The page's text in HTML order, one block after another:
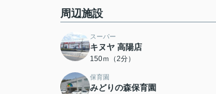
周辺施設
スーパー
キヌヤ 高陽店
150ｍ（2分）
保育園
みどりの森保育園